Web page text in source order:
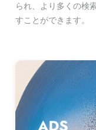
られ、より多くの検
すことができます。